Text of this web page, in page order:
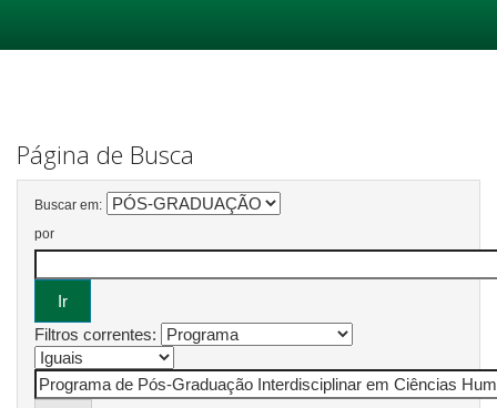
Página de Busca
Buscar em:
por
Filtros correntes: